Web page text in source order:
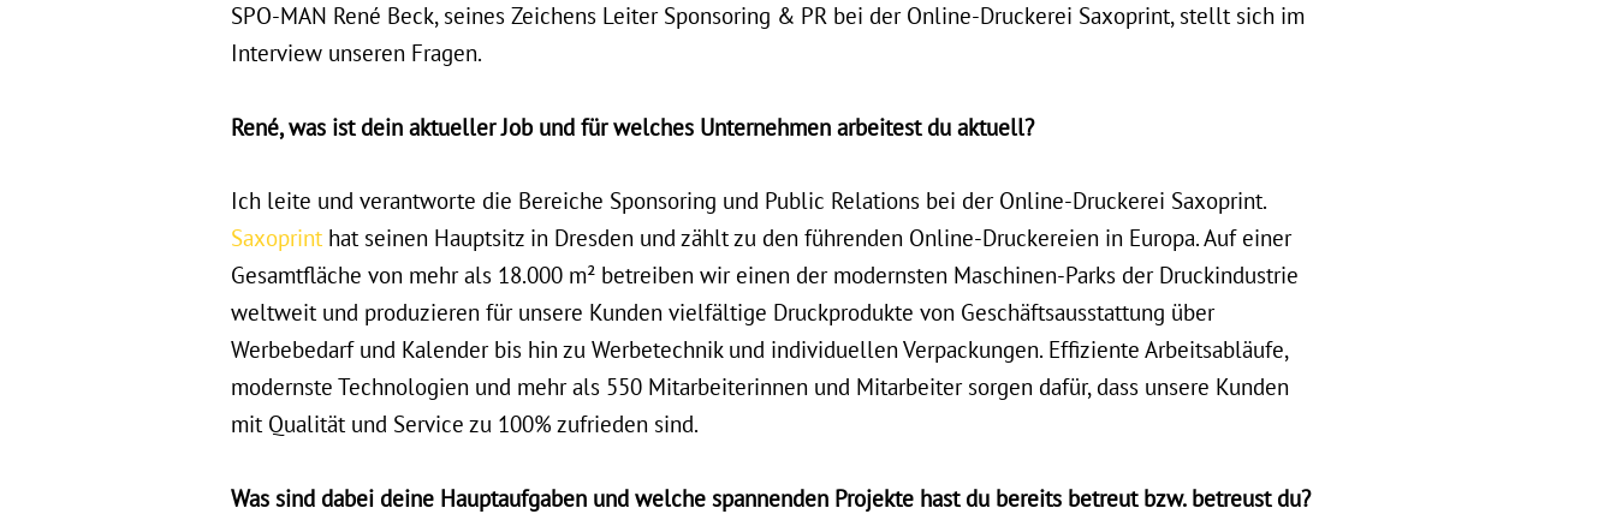
SPO-MAN René Beck, seines Zeichens Leiter Sponsoring & PR bei der Online-Druckerei Saxoprint, stellt sich im
Interview unseren Fragen.
René, was ist dein aktueller Job und für welches Unternehmen arbeitest du aktuell?
Ich leite und verantworte die Bereiche Sponsoring und Public Relations bei der Online-Druckerei Saxoprint.
Saxoprint hat seinen Hauptsitz in Dresden und zählt zu den führenden Online-Druckereien in Europa. Auf einer
Gesamtfläche von mehr als 18.000 m² betreiben wir einen der modernsten Maschinen-Parks der Druckindustrie
weltweit und produzieren für unsere Kunden vielfältige Druckprodukte von Geschäftsausstattung über
Werbebedarf und Kalender bis hin zu Werbetechnik und individuellen Verpackungen. Effiziente Arbeitsabläufe,
modernste Technologien und mehr als 550 Mitarbeiterinnen und Mitarbeiter sorgen dafür, dass unsere Kunden
mit Qualität und Service zu 100% zufrieden sind.
Was sind dabei deine Hauptaufgaben und welche spannenden Projekte hast du bereits betreut bzw. betreust du?